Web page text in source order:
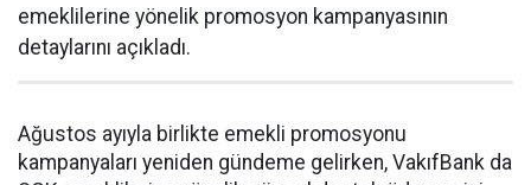
emeklilerine yönelik promosyon kampanyasının
detaylarını açıkladı.
Ağustos ayıyla birlikte emekli promosyonu
kampanyaları yeniden gündeme gelirken, VakıfBank da